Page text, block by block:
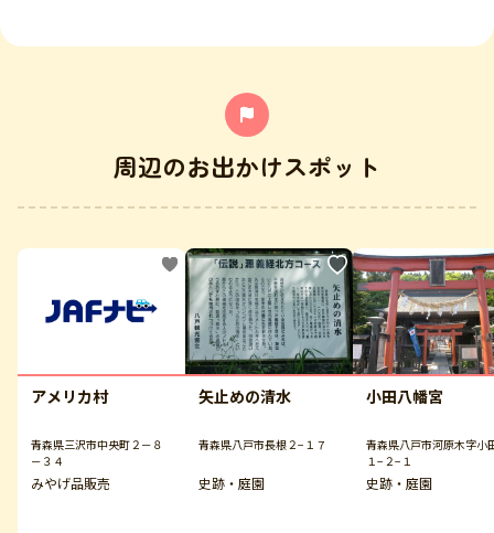
周辺のお出かけスポット
アメリカ村
青森県三沢市中央町２－８
－３４
みやげ品販売
矢止めの清水
青森県八戸市長根２−１７
史跡・庭園
小田八幡宮
青森県八戸市河原木字小
１−２−１
史跡・庭園